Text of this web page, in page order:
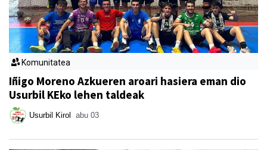
Komunitatea
Iñigo Moreno Azkueren aroari hasiera eman dio
Usurbil KEko lehen taldeak
Usurbil Kirol abu 03